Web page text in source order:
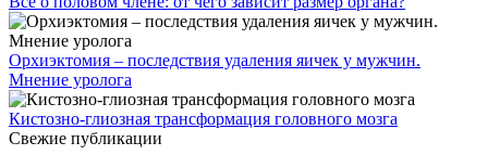
Орхиэктомия – последствия удаления яичек у мужчин.
Мнение уролога
Кистозно-глиозная трансформация головного мозга
Свежие публикации